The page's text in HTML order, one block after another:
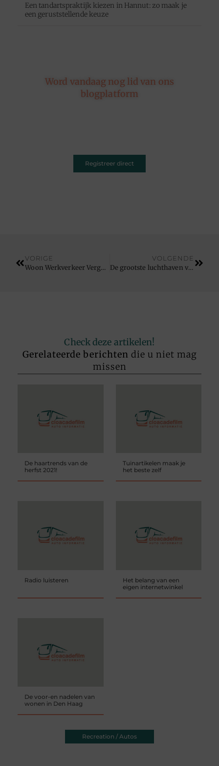
Een tandartspraktijk kiezen in Hannut: zo maak je
een geruststellende keuze
Word vandaag nog lid van ons
blogplatform
Registreer direct
VORIGE
Woon Werkverkeer Vergoeding PC 124
VOLGENDE
De grootste luchthaven van Nederland
Check deze artikelen!
Gerelateerde berichten die u niet mag
missen
De haartrends van de
herfst 2021!
Tuinartikelen maak je
het beste zelf
Radio luisteren
Het belang van een
eigen internetwinkel
De voor-en nadelen van
wonen in Den Haag
Recreation / Autos